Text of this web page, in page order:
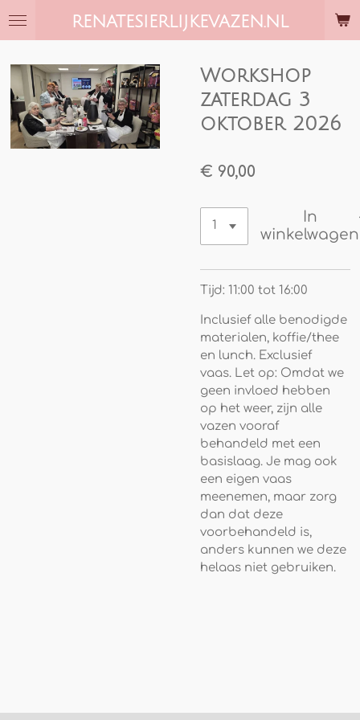
Ga
de
hoofdinhoud
RENATESIERLIJKEVAZEN.NL
Workshop
zaterdag 3
oktober 2026
€ 90,00
In
winkelwagen
Tijd: 11:00 tot 16:00
Inclusief alle benodigde
materialen, koffie/thee
en lunch. Exclusief
vaas. Let op: Omdat we
geen invloed hebben
op het weer, zijn alle
vazen vooraf
behandeld met een
basislaag. Je mag ook
een eigen vaas
meenemen, maar zorg
dan dat deze
voorbehandeld is,
anders kunnen we deze
helaas niet gebruiken.